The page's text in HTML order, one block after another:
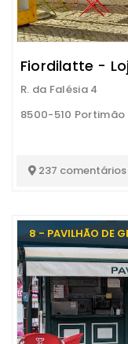
Fiordilatte -
R. da Falésia 4
8500-510 Portimão
237 comentários
8 - PAVILHÃO DE